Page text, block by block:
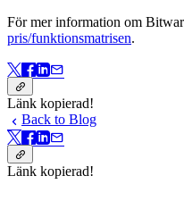
För mer information om
pris/funktionsmatrisen.
Länk kopierad!
Back to Blog
Länk kopierad!